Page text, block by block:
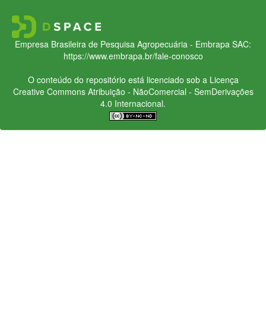
Empresa Brasileira de Pesquisa Agropecuária - Embrapa SAC:
https://www.embrapa.br/fale-conosco
O conteúdo do repositório está licenciado sob a Licença
Creative CommonsAtribuição - NãoComercial - SemDerivações
4.0 Internacional.